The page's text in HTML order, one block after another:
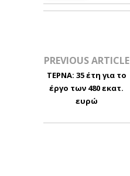
PREVIOUS ARTICLE
ΤΕΡΝΑ: 35 έτη για το
έργο των 480 εκατ.
ευρώ